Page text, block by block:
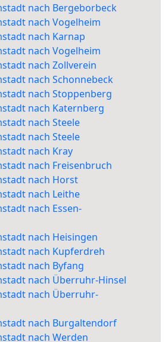
nach Bergeborbeck
nach Vogelheim
nach Karnap
nach Vogelheim
nach Zollverein
nach Schonnebeck
nach Stoppenberg
nach Katernberg
nach Steele
nach Steele
nach Kray
nach Freisenbruch
nach Horst
nach Leithe
nach Essen-
nach Heisingen
nach Kupferdreh
nach Byfang
nach Überruhr-Hinsel
nach Überruhr-
nach Burgaltendorf
nach Werden